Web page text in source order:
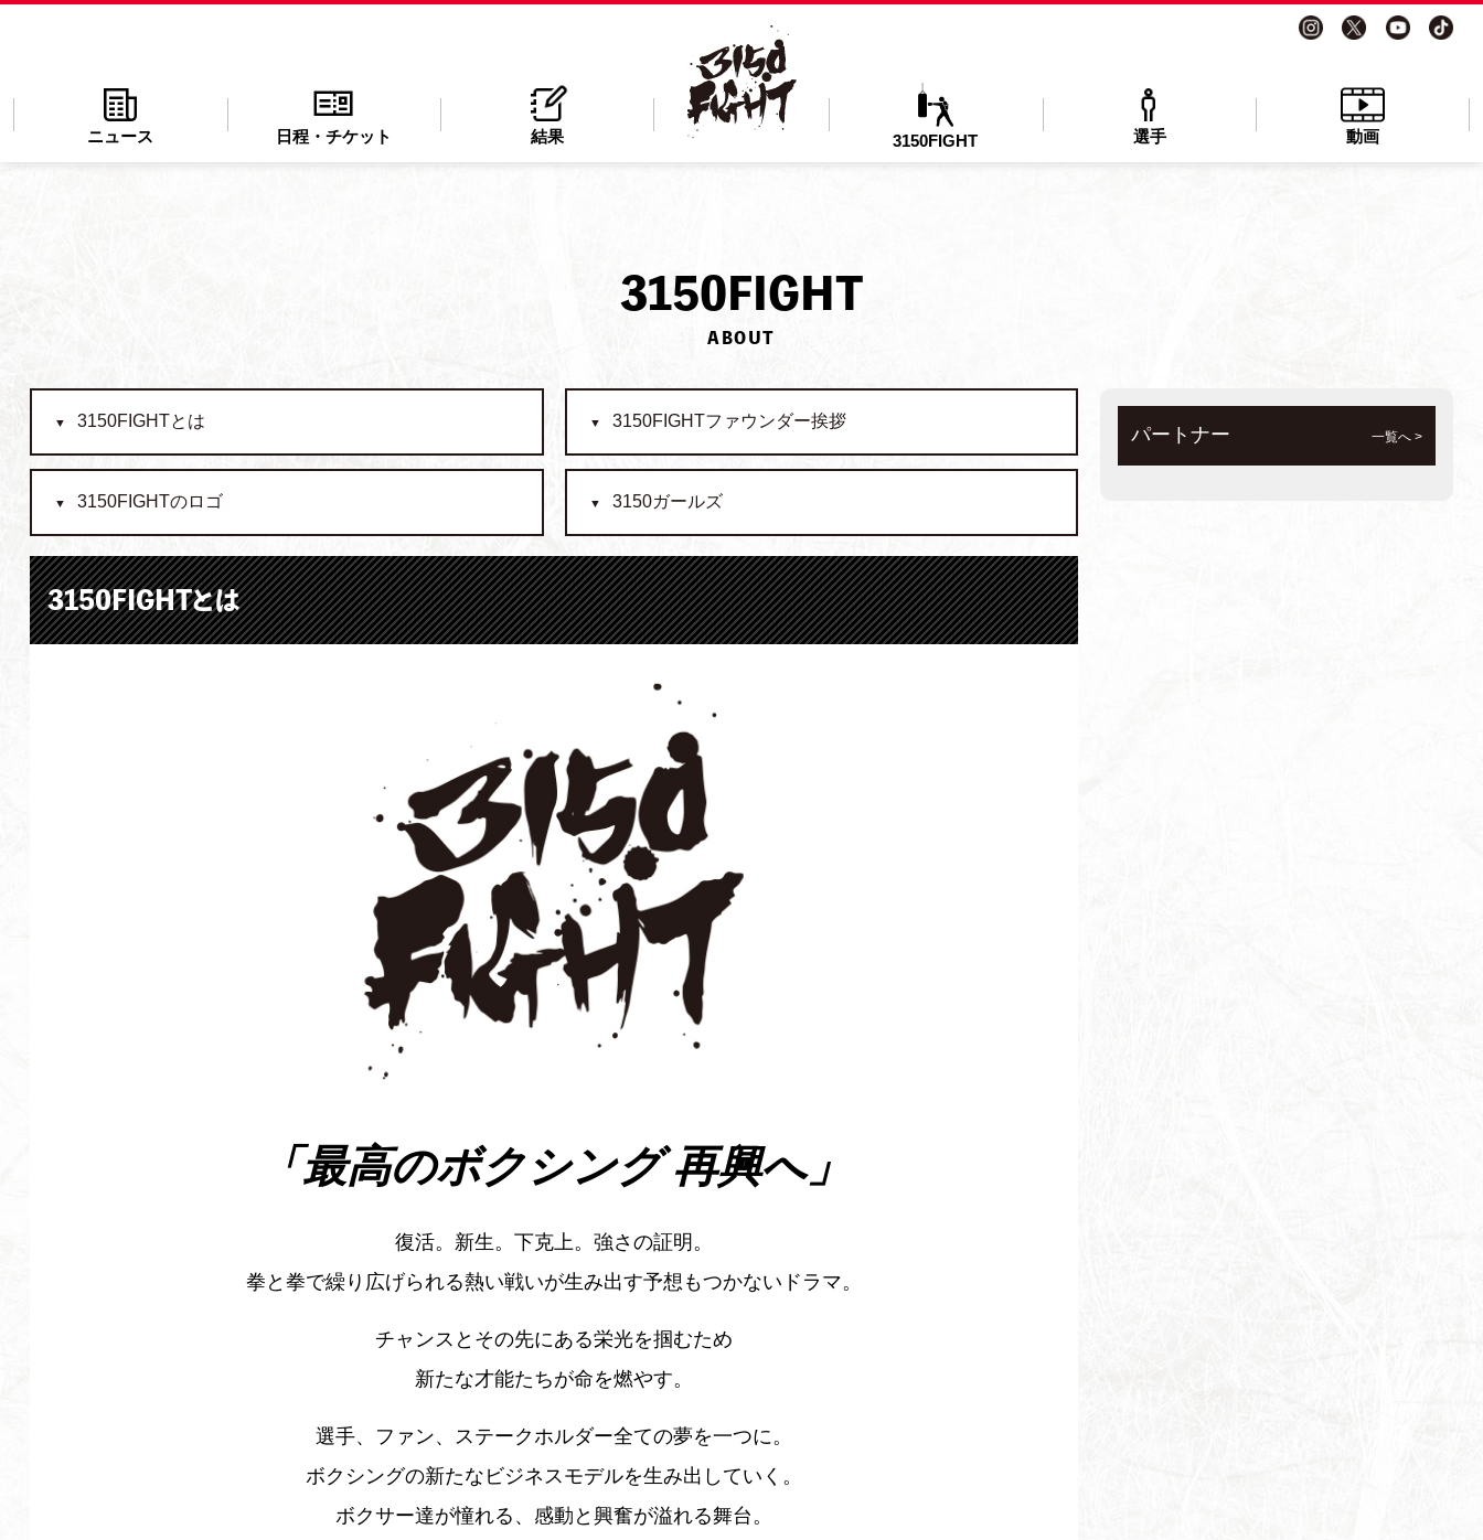
ニュース 日程・チケット 結果 3150FIGHT 選手 動画
3150FIGHT
ABOUT
3150FIGHTとは 3150FIGHTファウンダー挨拶
3150FIGHTのロゴ 3150ガールズ
3150FIGHTとは
「最高のボクシング 再興へ」
復活。新生。下克上。強さの証明。
拳と拳で繰り広げられる熱い戦いが生み出す予想もつかないドラマ。
チャンスとその先にある栄光を掴むため
新たな才能たちが命を燃やす。
選手、ファン、ステークホルダー全ての夢を一つに。
ボクシングの新たなビジネスモデルを生み出していく。
ボクサー達が憧れる、感動と興奮が溢れる舞台。
パートナー 一覧へ >